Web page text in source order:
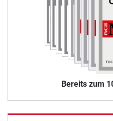
Bereits zum